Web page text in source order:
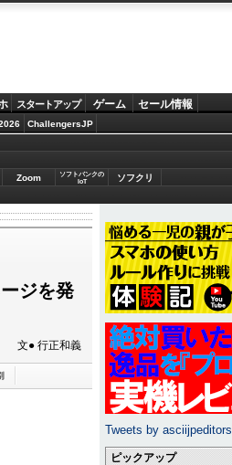
スタートアップ ゲーム セール情報
ChallengersJP
Zoom
ソフトバンクの
IoT
ソフクリ
ジを発
文● 行正和義
Tweets by asciijpeditors
ピックアップ